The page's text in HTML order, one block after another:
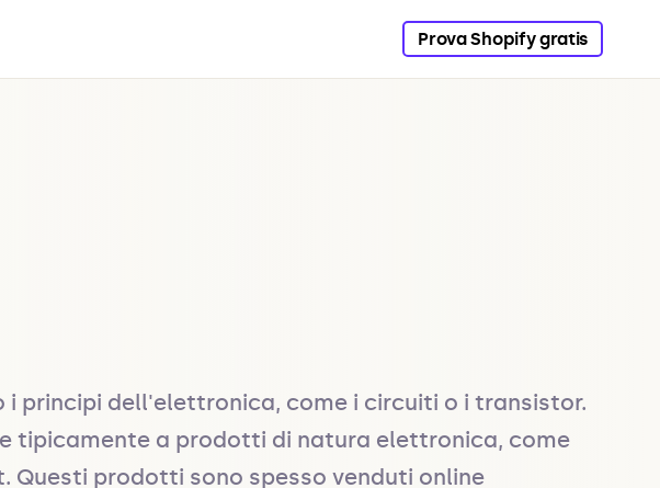
Prova Shopify gratis
principi dell'elettronica, come i circuiti o i transistor.
tipicamente a prodotti di natura elettronica, come
prodotti sono spesso venduti online